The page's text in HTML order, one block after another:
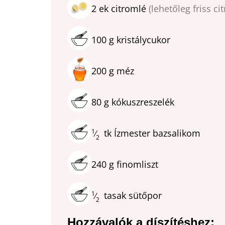
2 ek citromlé (lehetőleg friss
100 g kristálycukor
200 g méz
80 g kókuszreszelék
1⁄2 tk Ízmester bazsalikom
240 g finomliszt
1⁄2 tasak sütőpor